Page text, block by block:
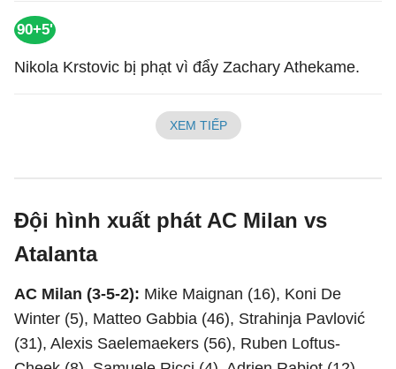
90+5'
Nikola Krstovic bị phạt vì đẩy Zachary Athekame.
XEM TIẾP
Đội hình xuất phát AC Milan vs
Atalanta
AC Milan (3-5-2): Mike Maignan (16), Koni De
Winter (5), Matteo Gabbia (46), Strahinja Pavlović
(31), Alexis Saelemaekers (56), Ruben Loftus-